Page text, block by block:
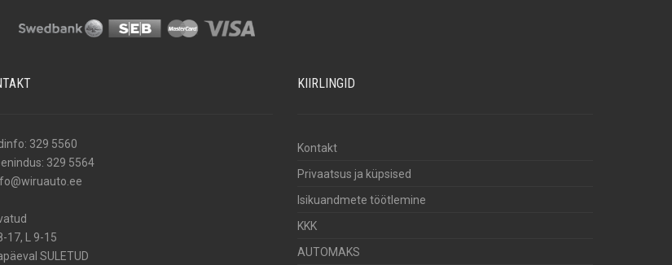
329 5560
329 5564
17, L 9-15
SULETUD
KIIRLINGID
Kontakt
Privaatsus ja küpsised
Isikuandmete töötlemine
KKK
AUTOMAKS